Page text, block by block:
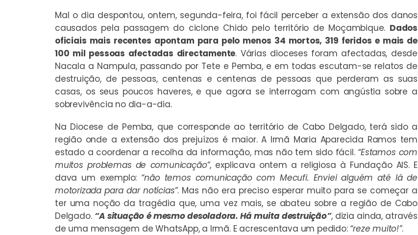
Mal o dia despontou, ontem, segunda-feira, foi fácil perceber a extensão dos danos
causados pela passagem do ciclone Chido pelo território de Moçambique. Dados
oficiais mais recentes apontam para pelo menos 34 mortos, 319 feridos e mais de
100 mil pessoas afectadas directamente. Várias dioceses foram afectadas, desde
Nacala a Nampula, passando por Tete e Pemba, e em todas escutam-se relatos de
destruição, de pessoas, centenas e centenas de pessoas que perderam as suas
casas, os seus poucos haveres, e que agora se interrogam com angústia sobre a
sobrevivência no dia-a-dia.
Na Diocese de Pemba, que corresponde ao território de Cabo Delgado, terá sido a
região onde a extensão dos prejuízos é maior. A Irmã Maria Aparecida Ramos tem
estado a coordenar a recolha da informação, mas não tem sido fácil. “Estamos com
muitos problemas de comunicação”, explicava ontem a religiosa à Fundação AIS. E
dava um exemplo: “não temos comunicação com Mecufi. Enviei alguém até lá de
motorizada para dar notícias”. Mas não era preciso esperar muito para se começar a
ter uma noção da tragédia que, uma vez mais, se abateu sobre a região de Cabo
Delgado. “A situação é mesmo desoladora. Há muita destruição”, dizia ainda, através
de uma mensagem de WhatsApp, a Irmã. E acrescentava um pedido: “reze muito!”.